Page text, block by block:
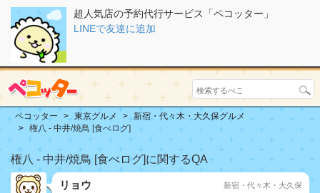
超人気店の予約代行サービス「ペコッター」
LINEで友達に追加
ペコッター 東京グルメ
新宿・代々木・大久保グルメ
権八 - 中井/焼鳥 [食べログ]
権八 - 中井/焼鳥 [食べログ]に関するQA
リョウ 新宿・代々木・大久保